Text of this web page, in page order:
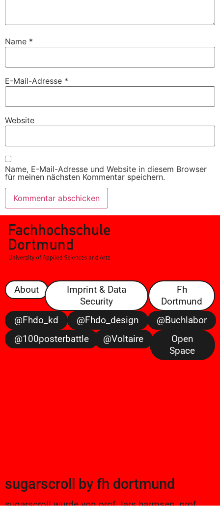
Name *
E-Mail-Adresse *
Website
Name, E-Mail-Adresse und Website in diesem Browser
für meinen nächsten Kommentar speichern.
About
Imprint & Data
Security
Fh
Dortmund
@fhdo_kd
@fhdo_design
@buchlabor
@100posterbattle
@voltaire
Open
Space
sugarscroll by fh dortmund
sugarscroll wurde von prof. lars harmsen, prof.